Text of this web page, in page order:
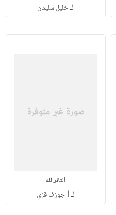
لـخليل سليمان
الثائر لله
لـأ. جوزف قزي